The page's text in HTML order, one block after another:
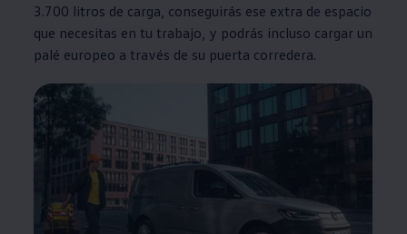
3.700 litros de carga, conseguirás ese extra de espacio
que necesitas en tu trabajo, y podrás incluso cargar un
palé europeo a través de su puerta corredera.